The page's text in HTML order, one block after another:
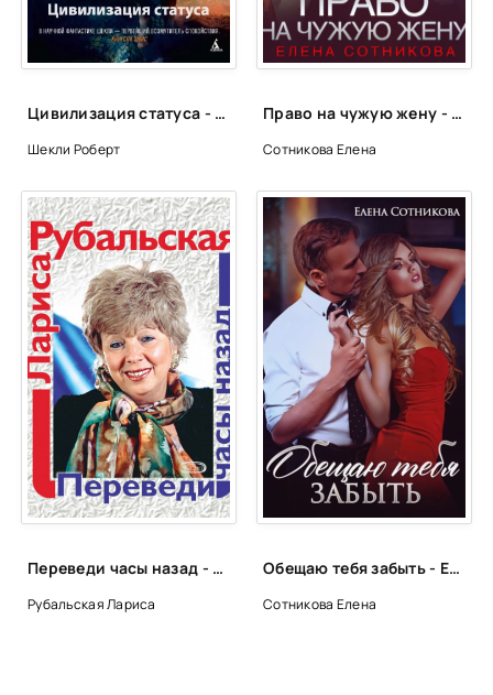
Цивилизация статуса - Роберт Шекли
Шекли Роберт
Право на чужую жену - Елена Сотникова
Сотникова Елена
Переведи часы назад - Лариса Рубальская
Рубальская Лариса
Обещаю тебя забыть - Елена Сотникова
Сотникова Елена